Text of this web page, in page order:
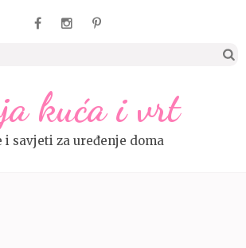
kuća i vrt
i savjeti za uređenje doma